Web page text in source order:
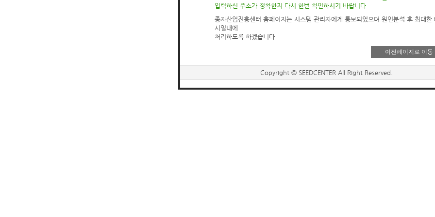
입력하신 주소가 정확한지 다시 한번 확인하시기 바랍니다.
종자산업진흥센터 홈페이지는 시스템 관리자에게 통보되었으며 원인분석 후 최대한
시일내에
처리하도록 하겠습니다.
이전페이지로 이동
Copyright © SEEDCENTER All Right Reserved.